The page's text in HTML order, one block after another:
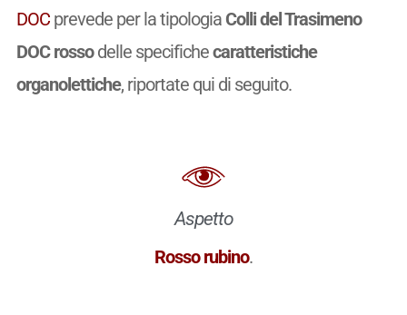
DOCprevede per la tipologia Colli del Trasimeno
DOC rossodelle specifichecaratteristiche
organolettiche, riportate qui di seguito.
Aspetto
Rosso rubino.